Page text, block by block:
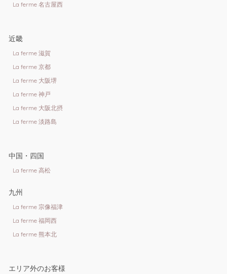
La ferme 名古屋西
近畿
La ferme 滋賀
La ferme 京都
La ferme 大阪堺
La ferme 神戸
La ferme 大阪北摂
La ferme 淡路島
中国・四国
La ferme 高松
九州
La ferme 宗像福津
La ferme 福岡西
La ferme 熊本北
エリア外のお客様